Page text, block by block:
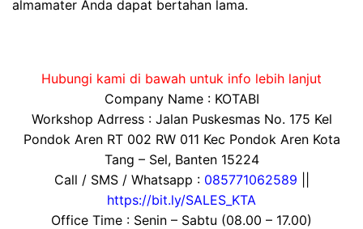
almamater Anda dapat bertahan lama.
Hubungi kami di bawah untuk info lebih lanjut
Company Name : KOTABI
Workshop Adrress : Jalan Puskesmas No. 175 Kel
Pondok Aren RT 002 RW 011 Kec Pondok Aren Kota
Tang – Sel, Banten 15224
Call / SMS / Whatsapp : 085771062589
https://bit.ly/SALES_KTA
Office Time : Senin – Sabtu (08.00 – 17.00)